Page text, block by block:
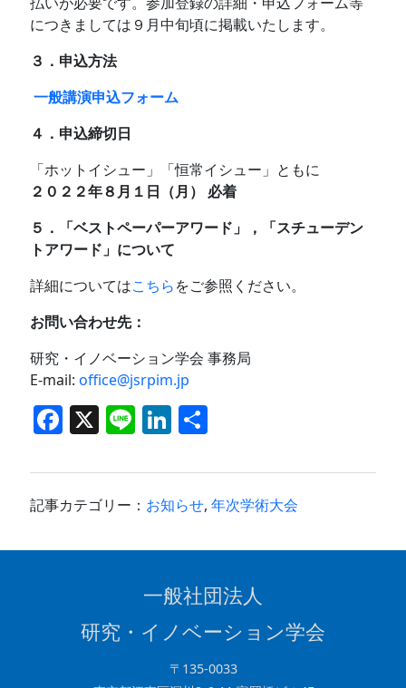
につきましては９月中旬頃に掲載いたします。
３．申込方法
一般講演申込フォーム
４．申込締切日
「ホットイシュー」「恒常イシュー」ともに
２０２２年８月１日（月） 必着
５．「ベストペーパーアワード」，「スチューデン
トアワード」について
詳細についてはこちらをご参照ください。
お問い合わせ先：
研究・イノベーション学会 事務局
E-mail:office@jsrpim.jp
F
c
e
X Li
e
Li
k
e
記事カテゴリー： お知らせ,年次学術大会
一般社団法人
研究・イノベーション学会
〒135-0033